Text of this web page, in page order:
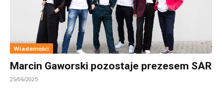
Wiadomości
Marcin Gaworski pozostaje prezesem SAR
25/06/2025